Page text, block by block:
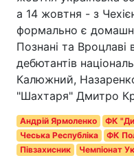
а 14 жовтня - з
формально є
Познані та
дебютантів
Калюжний,
"Шахтаря" Дмитро
Андрій Ярмоленко ФК
Чеська Республіка
ФК
Півзахисник
Чемпіонат